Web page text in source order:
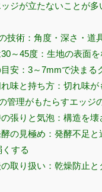
ジが立たないことが
技術：角度・深さ・道
～45度：生地の表面
安：3～7mmで決まる
れ味と持ち方：切れ味が
管理がもたらすエッジ
張りと気泡：構造を
の見極め：発酵不足と
する
取り扱い：乾燥防止と